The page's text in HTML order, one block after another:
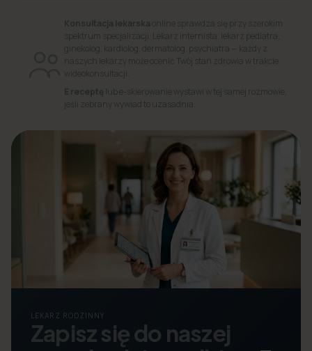
Konsultacja lekarskaonline sprawdza się przy szerokim
spektrum specjalizacji. Lekarz internista, lekarz pediatra,
ginekolog, kardiolog, dermatolog, psychiatra — każdy z
naszych lekarzy może ocenić Twój stan zdrowia w trakcie
wideokonsultacji.
E receptę lub e-skierowanie wystawi w tej samej rozmowie,
jeśli zebrany wywiad to uzasadnia.
LEKARZ RODZINNY
Zapisz się do naszej